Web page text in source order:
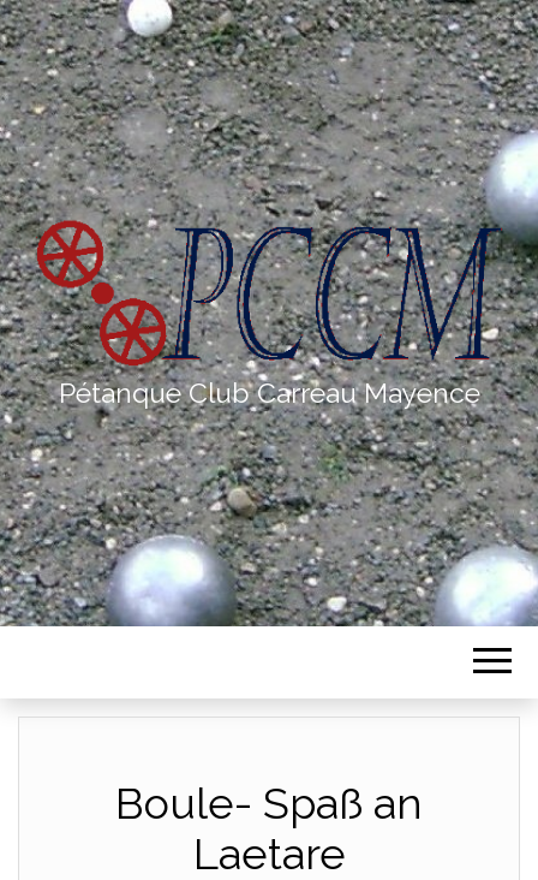
Pétanque Club Carreau Mayence
Boule- Spaß an
Laetare